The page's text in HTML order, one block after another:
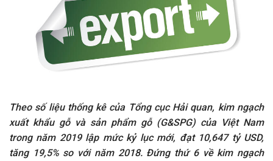
Theo số liệu thống kê của Tổng cục Hải quan, kim ngạch
xuất khẩu gỗ và sản phẩm gỗ (G&SPG) của Việt Nam
trong năm 2019 lập mức kỷ lục mới, đạt 10,647 tỷ USD,
tăng 19,5% so với năm 2018. Đứng thứ 6 về kim ngạch